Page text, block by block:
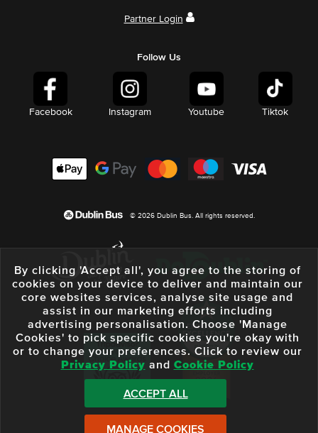
Partner Login
Follow Us
Facebook Instagram Youtube Tiktok
© 2026 Dublin Bus. All rights reserved.
By clicking 'Accept all', you agree to the storing of
cookies on your device to deliver and maintain our
core websites services, analyse site usage and
assist in our marketing efforts including
advertising personalisation. Choose 'Manage
Cookies' to pick specific cookies you're okay with
or to change your preferences. Click to review our
Privacy Policy and Cookie Policy
ACCEPT ALL
MANAGE COOKIES